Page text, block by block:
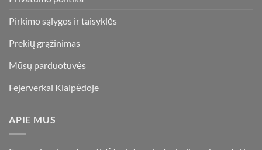
Pirkimo sąlygos ir taisyklės
Prekių grąžinimas
Mūsų parduotuvės
Fejerverkai Klaipėdoje
APIE MUS